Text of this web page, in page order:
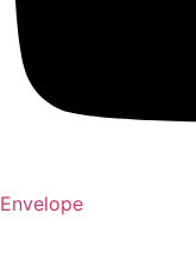
Envelope